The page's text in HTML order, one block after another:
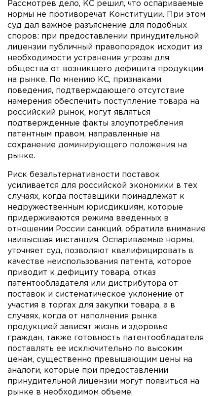
Рассмотрев дело, КС решил, что оспариваемые
нормы не противоречат Конституции. При этом
суд дал важное разъяснение для подобных
споров: при предоставлении принудительной
лицензии публичный правопорядок исходит из
необходимости устранения угрозы для
общества от возникшего дефицита продукции
на рынке. По мнению КС, признаками
поведения, подтверждающего отсутствие
намерения обеспечить поступление товара на
российский рынок, могут являться
подтвержденные факты злоупотребления
патентным правом, направленные на
сохранение доминирующего положения на
рынке.
Риск безальтернативности поставок
усиливается для российской экономики в тех
случаях, когда поставщики принадлежат к
недружественным юрисдикциям, которые
придерживаются режима введенных в
отношении России санкций, обратила внимание
наивысшая инстанция. Оспариваемые нормы,
уточняет суд, позволяют квалифицировать в
качестве неиспользования патента, которое
приводит к дефициту товара, отказ
патентообладателя или дистрибутора от
поставок и систематическое уклонение от
участия в торгах для закупки товара, а в
случаях, когда от наполнения рынка
продукцией зависят жизнь и здоровье
граждан, также готовность патентообладателя
поставлять ее исключительно по высоким
ценам, существенно превышающим цены на
аналоги, которые при предоставлении
принудительной лицензии могут появиться на
рынке в необходимом объеме.